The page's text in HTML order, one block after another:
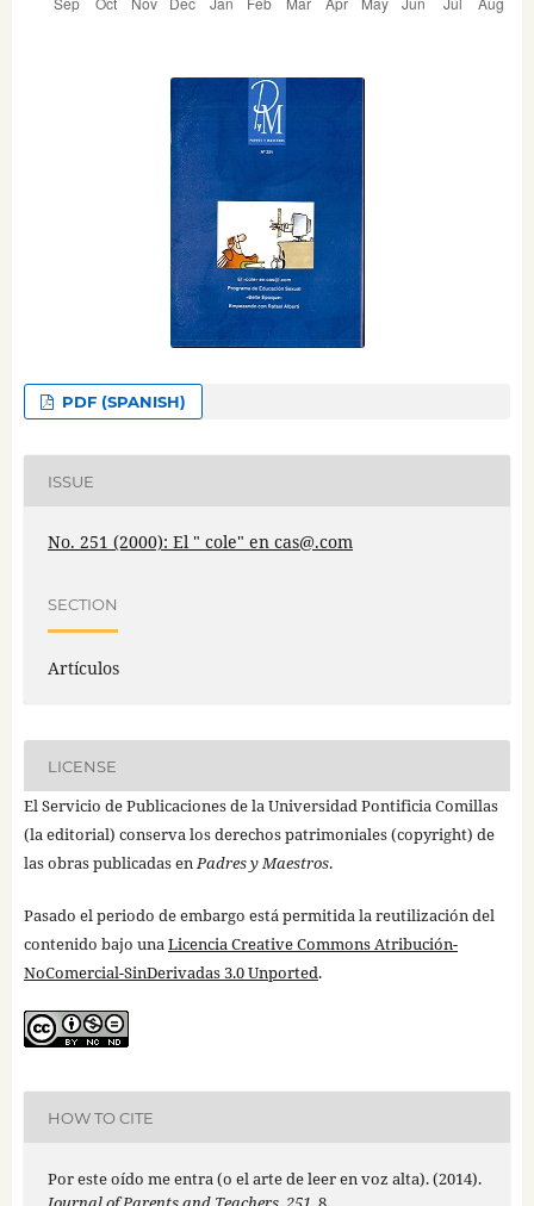
PDF (SPANISH)
ISSUE
No. 251 (2000): El " cole" en cas@.com
SECTION
Artículos
LICENSE
El Servicio de Publicaciones de la Universidad Pontificia Comillas
(la editorial) conserva los derechos patrimoniales (copyright) de
las obras publicadas enPadres y Maestros.
Pasado el periodo de embargo está permitida la reutilización del
contenido bajo unaLicencia Creative Commons Atribución-
NoComercial-SinDerivadas 3.0 Unported.
HOW TO CITE
Por este oído me entra (o el arte de leer en voz alta). (2014).